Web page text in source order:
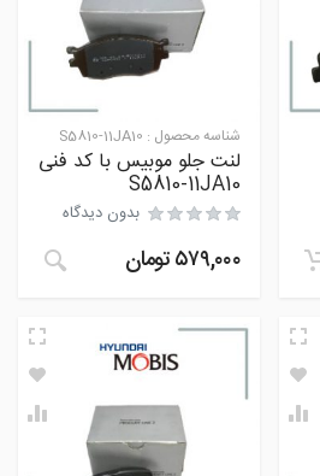
شناسه محصول : S5810-11JA10
لنت جلو موبیس با کد فنی
S5810-11JA10
بدون دیدگاه
۵۷۹,۰۰۰تومان